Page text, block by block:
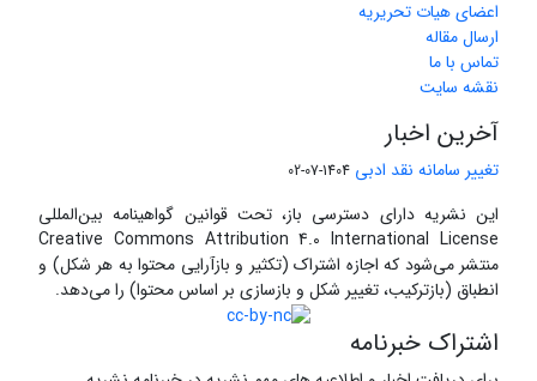
اعضای هیات تحریریه
ارسال مقاله
تماس با ما
نقشه سایت
آخرین اخبار
تغییر سامانه نقد ادبی 1404-07-02
این نشریه دارای دسترسی باز، تحت قوانین گواهینامه بین‌المللی
Creative Commons Attribution 4.0 International License
منتشر می‌شود که اجازه اشتراک (تکثیر و بازآرایی محتوا به هر شکل) و
انطباق (بازترکیب، تغییر شکل و بازسازی بر اساس محتوا) را می‌دهد.
اشتراک خبرنامه